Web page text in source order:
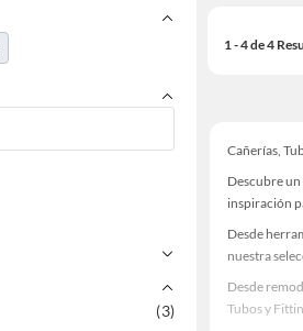
(3)
1 - 4 de 4
Cañerías,
Descubre
inspiración
Desde
nuestra
Desde
Tubos y